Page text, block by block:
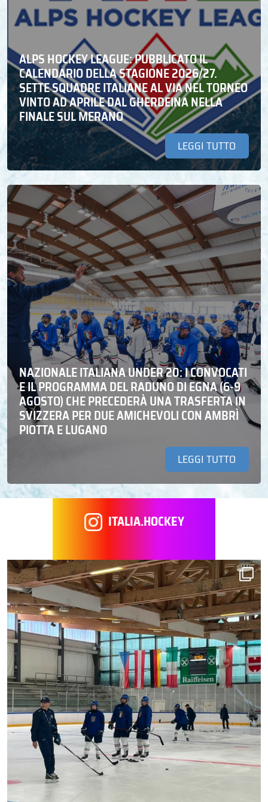
ALPS HOCKEY LEAGUE: PUBBLICATO IL
CALENDARIO DELLA STAGIONE 2026/27.
SETTE SQUADRE ITALIANE AL VIA NEL TORNEO
VINTO AD APRILE DAL GHERDEINA NELLA
FINALE SUL MERANO
LEGGI TUTTO
NAZIONALE ITALIANA UNDER 20: I CONVOCATI
E IL PROGRAMMA DEL RADUNO DI EGNA (6-9
AGOSTO) CHE PRECEDERÀ UNA TRASFERTA IN
SVIZZERA PER DUE AMICHEVOLI CON AMBRÌ
PIOTTA E LUGANO
LEGGI TUTTO
ITALIA.HOCKEY